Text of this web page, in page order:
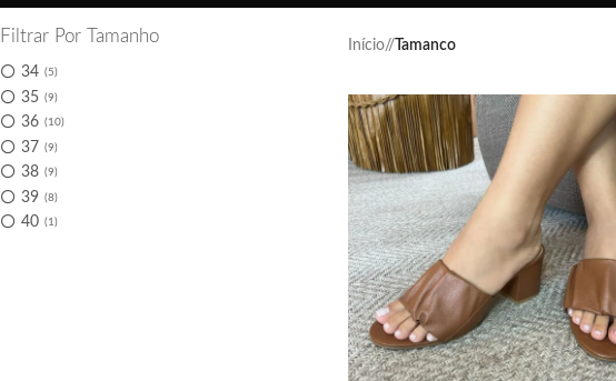
Filtrar Por Tamanho
34 5
35 9
36 10
37 9
38 9
39 8
40 1
Início/ Tamanco